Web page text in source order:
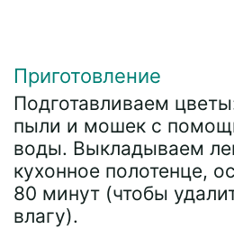
Приготовление
Подготавливаем
пыли и мошек с
воды. Выкладываем
кухонное полотенце,
80 минут (чтобы
влагу).